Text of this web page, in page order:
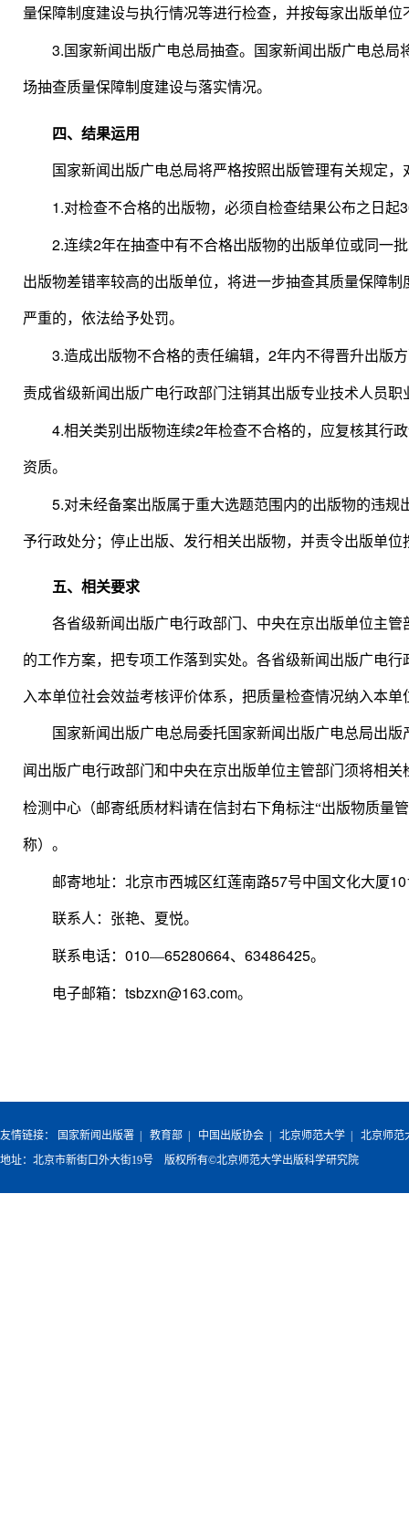
量保障制度建设与执行情况等进行检查，并按每家出版单位
3. 国家新闻出版广电总局抽查。国家新闻出版广电总
场抽查质量保障制度建设与落实情况。
四、结果运用
国家新闻出版广电总局将严格按照出版管理有关规定
1.对检查不合格的出版物，必须自检查结果公布之日起
2.连续2年在抽查中有不合格出版物的出版单位或同一
出版物差错率较高的出版单位，将进一步抽查其质量保障
严重的，依法给予处罚。
3.造成出版物不合格的责任编辑， 2年内不得晋升出版
责成省级新闻出版广电行政部门注销其出版专业技术人员职
4.相关类别出版物连续2年检查不合格的，应复核其行
资质。
5.对未经备案出版属于重大选题范围内的出版物的违
予行政处分；停止出版、发行相关出版物，并责令出版单
五、相关要求
各省级新闻出版广电行政部门、中央在京出版单位主
的工作方案，把专项工作落到实处。各省级新闻出版广电
入本单位社会效益考核评价体系，把质量检查情况纳入本
国家新闻出版广电总局委托国家新闻出版广电总局出
闻出版广电行政部门和中央在京出版单位主管部门须将相
检测中心（邮寄纸质材料请在信封右下角标注“出版物质量
称）。
邮寄地址：北京市西城区红莲南路57号中国文化大厦
联系人：张艳、夏悦。
联系电话： 010—65280664、 63486425。
电子邮箱： tsbzxn@163.com。
友情链接： 国家新闻出版署 教育部 中国出版协会 北京师范大学
北京师范
地址：北京市新街口外大街19号 版权所有©北京师范大学出版科学研究院